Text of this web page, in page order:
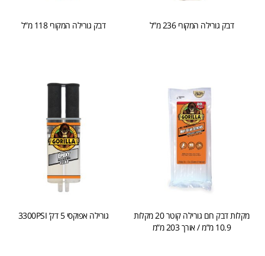
דבק גורילה המקורי 236 מ”ל דבק גורילה המקורי 118 מ”ל
מקלות דבק חם גורילה קוטר 20 מקלות
10.9 מ”מ / אורך 203 מ”מ
גורילה אפוקסי 5 דק’ 3300PSI